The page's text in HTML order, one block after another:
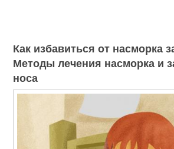
Как избавиться от насморка
Методы лечения насморка и
носа